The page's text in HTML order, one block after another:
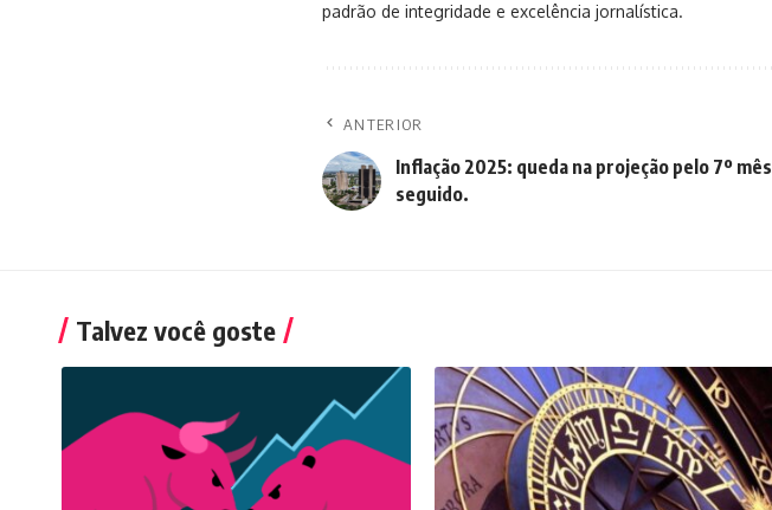
padrão de integridade e excelência jornalística.
ANTERIOR
Inflação 2025: queda na projeção pelo 7º mês
seguido.
Talvez você goste